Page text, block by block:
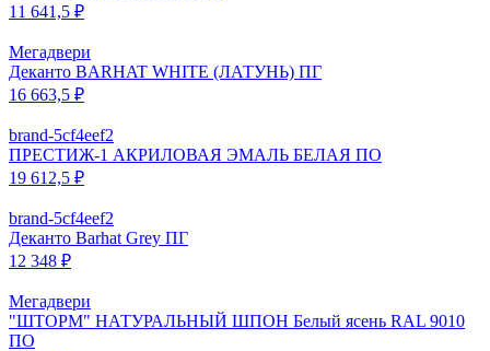
11 641,5 ₽
Мегадвери
Деканто BARHAT WHITE (ЛАТУНЬ) ПГ
16 663,5 ₽
brand-5cf4eef2
ПРЕСТИЖ-1 АКРИЛОВАЯ ЭМАЛЬ БЕЛАЯ ПО
19 612,5 ₽
brand-5cf4eef2
Деканто Barhat Grey ПГ
12 348 ₽
Мегадвери
"ШТОРМ" НАТУРАЛЬНЫЙ ШПОН Белый ясень RAL 9010
ПО